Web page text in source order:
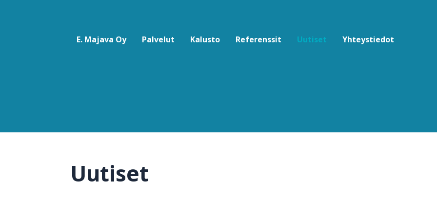
E. Majava Oy
Palvelut Kalusto Referenssit Uutiset Yhteystiedot
Uutiset